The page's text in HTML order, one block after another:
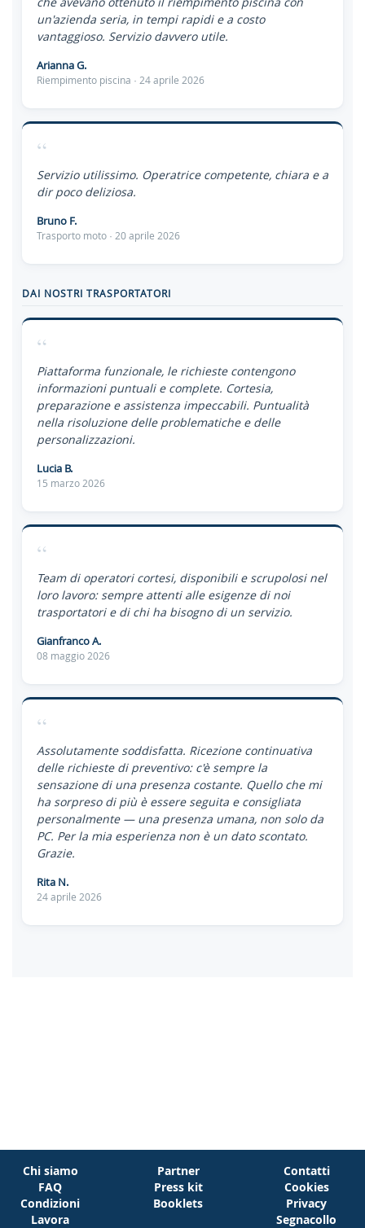
un'azienda seria, in tempi rapidi e a costo
vantaggioso. Servizio davvero utile.
Arianna G.
Riempimento piscina · 24 aprile 2026
“
Servizio utilissimo. Operatrice competente, chiara e a
dir poco deliziosa.
Bruno F.
Trasporto moto · 20 aprile 2026
DAI NOSTRI TRASPORTATORI
“
Piattaforma funzionale, le richieste contengono
informazioni puntuali e complete. Cortesia,
preparazione e assistenza impeccabili. Puntualità
nella risoluzione delle problematiche e delle
personalizzazioni.
Lucia B.
15 marzo 2026
“
Team di operatori cortesi, disponibili e scrupolosi nel
loro lavoro: sempre attenti alle esigenze di noi
trasportatori e di chi ha bisogno di un servizio.
Gianfranco A.
08 maggio 2026
“
Assolutamente soddisfatta. Ricezione continuativa
delle richieste di preventivo: c'è sempre la
sensazione di una presenza costante. Quello che mi
ha sorpreso di più è essere seguita e consigliata
personalmente — una presenza umana, non solo da
PC. Per la mia esperienza non è un dato scontato.
Grazie.
Rita N.
24 aprile 2026
Chi siamo
FAQ
Condizioni
Lavora
Partner
Press kit
Booklets
Contatti
Cookies
Privacy
Segnacollo